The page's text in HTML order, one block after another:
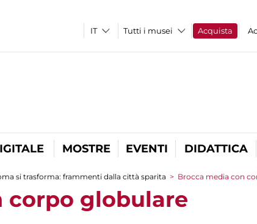
Tutti i musei Acquista
MOSTRE EVENTI DIDATTICA
si trasforma: frammenti dalla città sparita > Brocca media con
corpo globulare